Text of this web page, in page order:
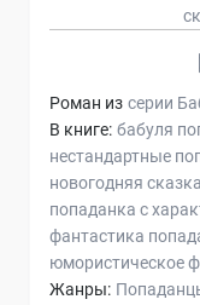
Роман из серии
В книге: бабуля
нестандартные
новогодняя сказка
попаданка с
фантастика
юмористическое
Жанры: